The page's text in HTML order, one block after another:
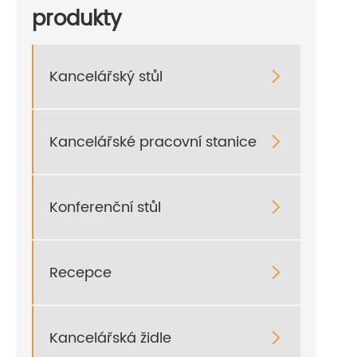
produkty
Kancelářský stůl 
Kancelářské pracovní stanice 
Konferenční stůl 
Recepce 
Kancelářská židle 